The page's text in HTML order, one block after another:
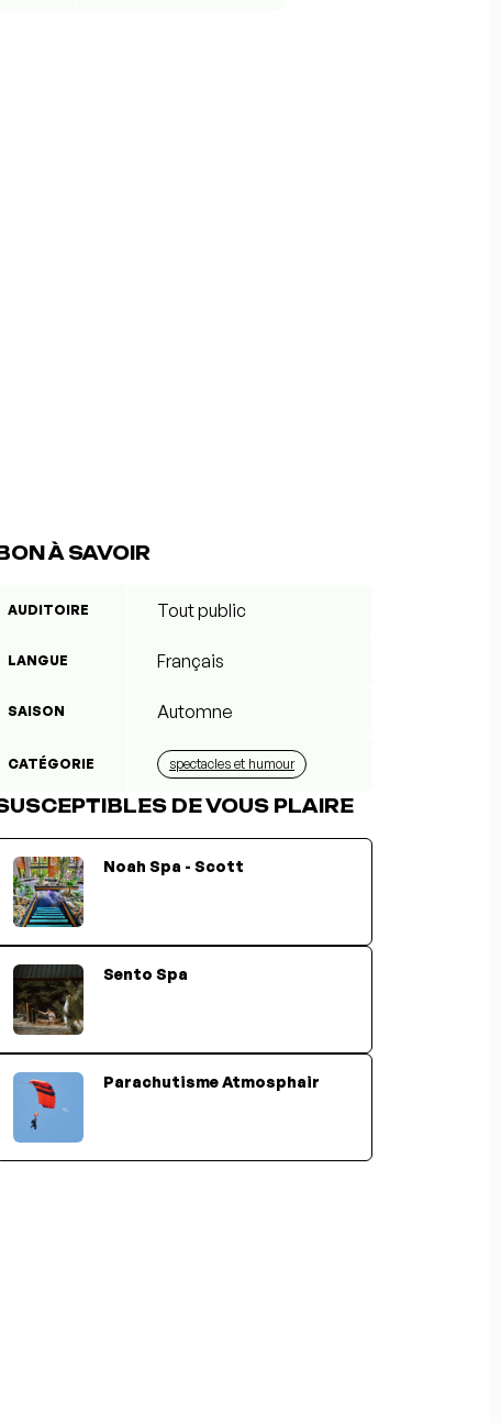
À SAVOIR
AUDITOIRE Tout public
LANGUE Français
SAISON Automne
CATÉGORIE spectacles et humour
DE VOUS PLAIRE
Noah Spa - Scott
Sento Spa
Parachutisme Atmosphair